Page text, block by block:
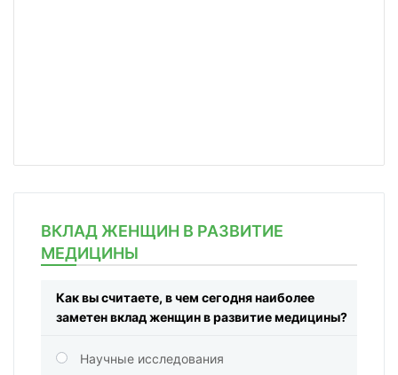
ВКЛАД ЖЕНЩИН В РАЗВИТИЕ
МЕДИЦИНЫ
Как вы считаете, в чем сегодня наиболее
заметен вклад женщин в развитие медицины?
Научные исследования